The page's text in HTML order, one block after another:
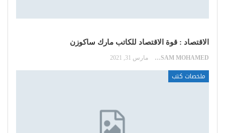
الاقتصاد : قوة الاقتصاد للكاتب مارك ساكوزن
HOSSAM MOHAMED مارس 31, 2021
ملخصات كتب